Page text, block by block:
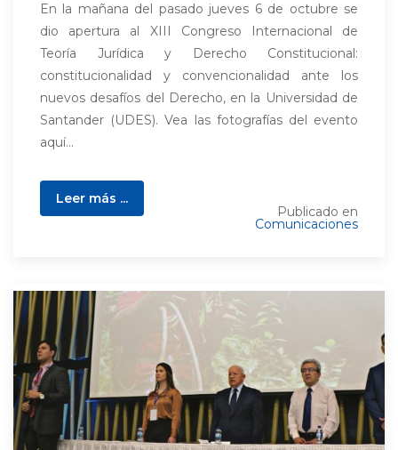
En la mañana del pasado jueves 6 de octubre se
dio apertura al XIII Congreso Internacional de
Teoría Jurídica y Derecho Constitucional:
constitucionalidad y convencionalidad ante los
nuevos desafíos del Derecho, en la Universidad de
Santander (UDES). Vea las fotografías del evento
aquí...
Leer más ...
Publicado en
Comunicaciones